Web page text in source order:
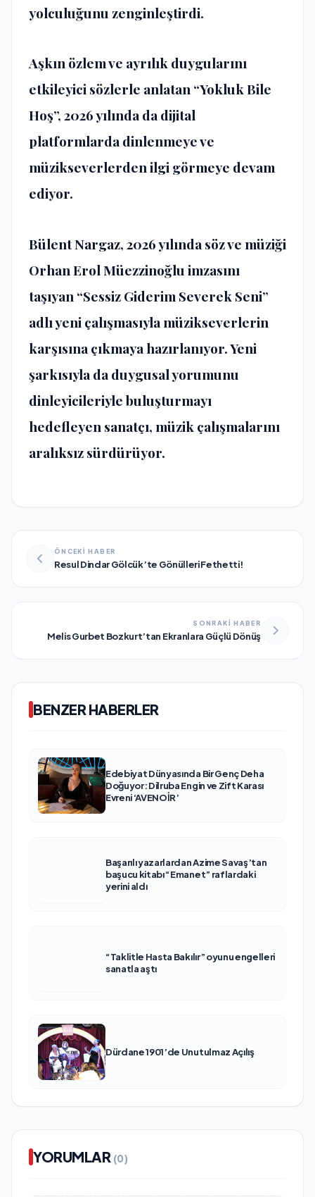
yolculuğunu zenginleştirdi.
Aşkın özlem ve ayrılık duygularını
etkileyici sözlerle anlatan “Yokluk Bile
Hoş”, 2026 yılında da dijital
platformlarda dinlenmeye ve
müzikseverlerden ilgi görmeye devam
ediyor.
Bülent Nargaz, 2026 yılında söz ve müziği
Orhan Erol Müezzinoğlu imzasını
taşıyan “Sessiz Giderim Severek Seni”
adlı yeni çalışmasıyla müzikseverlerin
karşısına çıkmaya hazırlanıyor. Yeni
şarkısıyla da duygusal yorumunu
dinleyicileriyle buluşturmayı
hedefleyen sanatçı, müzik çalışmalarını
aralıksız sürdürüyor.
ÖNCEKİ HABER
Resul Dindar Gölcük’te Gönülleri Fethetti!
SONRAKİ HABER
Melis Gurbet Bozkurt’tan Ekranlara Güçlü Dönüş
BENZER HABERLER
Edebiyat Dünyasında Bir Genç Deha
Doğuyor: Dilruba Engin ve Zift Karası
Evreni ‘AVENOİR’
Başarılı yazarlardan Azime Savaş’tan
başucu kitabı “Emanet” raflardaki
yerini aldı
“Taklitle Hasta Bakılır” oyunu engelleri
sanatla aştı
Dürdane 1901’de Unutulmaz Açılış
YORUMLAR (0)